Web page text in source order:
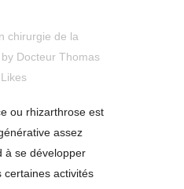
chirurgie de la
by Docteur Thomas
Likes
ou rhizarthrose est
assez
à se développer
certaines activités